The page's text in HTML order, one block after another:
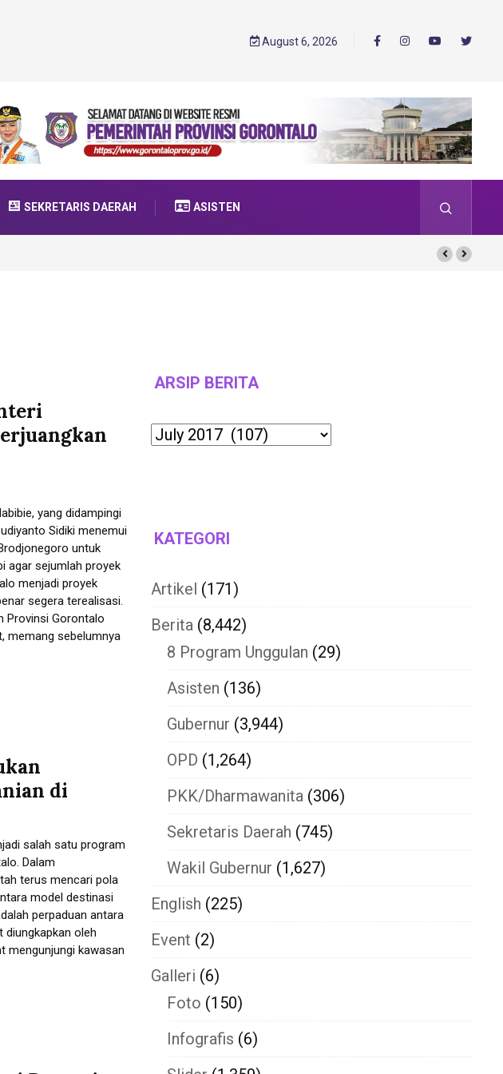
August 6, 2026
SEKRETARIS DAERAH ASISTEN
yang didampingi
Sidiki menemui
untuk
agar sejumlah proyek
menjadi proyek
segera terealisasi.
Provinsi Gorontalo
memang sebelumnya
di
salah satu program
Dalam
terus mencari pola
model destinasi
perpaduan antara
diungkapkan oleh
mengunjungi kawasan
ARSIP BERITA
Archives
KATEGORI
Artikel (171)
Berita (8,442)
8 Program Unggulan (29)
Asisten (136)
Gubernur (3,944)
OPD (1,264)
PKK/Dharmawanita (306)
Sekretaris Daerah (745)
Wakil Gubernur (1,627)
English (225)
Event (2)
Galleri (6)
Foto (150)
Infografis (6)